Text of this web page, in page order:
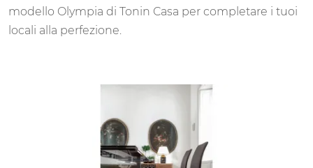
modello Olympia di Tonin Casa per completare i tuoi
locali alla perfezione.